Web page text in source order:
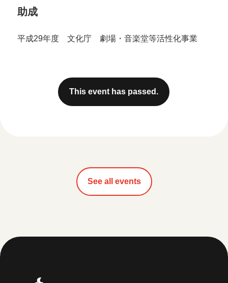
助成
平成29年度 文化庁 劇場・音楽堂等活性化事業
This event has passed.
See all events